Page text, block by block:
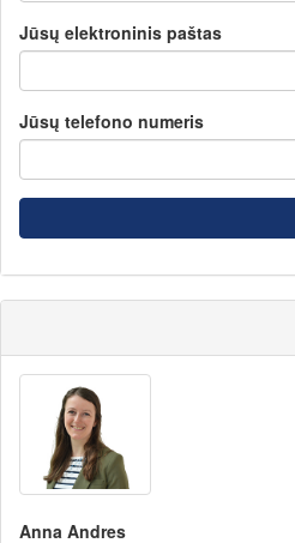
Jūsų elektroninis paštas
Jūsų telefono numeris
Anna Andres